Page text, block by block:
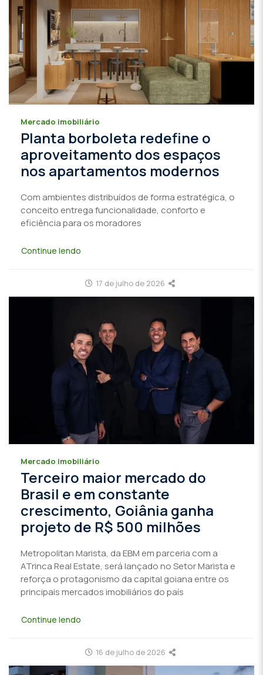
Mercado imobiliário
Planta borboleta redefine o
aproveitamento dos espaços
nos apartamentos modernos
Com ambientes distribuídos de forma estratégica, o
conceito entrega funcionalidade, conforto e
eficiência para os moradores
Continue lendo
17 de julho de 2026
Mercado imobiliário
Terceiro maior mercado do
Brasil e em constante
crescimento, Goiânia ganha
projeto de R$ 500 milhões
Metropolitan Marista, da EBM em parceria com a
ATrinca Real Estate, será lançado no Setor Marista e
reforça o protagonismo da capital goiana entre os
principais mercados imobiliários do país
Continue lendo
16 de julho de 2026